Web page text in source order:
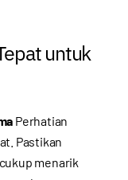
untuk
Perhatian
Pastikan
menarik